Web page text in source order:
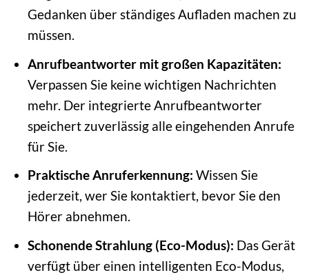
Gedanken über ständiges Aufladen machen zu
müssen.
Anrufbeantworter mit großen Kapazitäten:
Verpassen Sie keine wichtigen Nachrichten
mehr. Der integrierte Anrufbeantworter
speichert zuverlässig alle eingehenden Anrufe
für Sie.
Praktische Anruferkennung: Wissen Sie
jederzeit, wer Sie kontaktiert, bevor Sie den
Hörer abnehmen.
Schonende Strahlung (Eco-Modus): Das Gerät
verfügt über einen intelligenten Eco-Modus,